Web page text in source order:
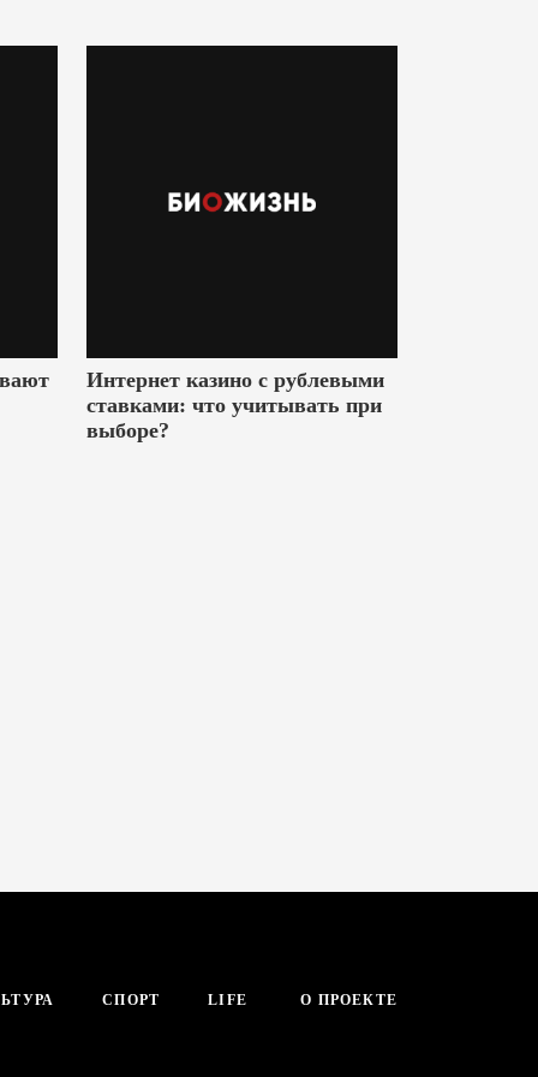
Интернет казино с рублевыми
ставками: что учитывать при
выборе?
СПОРТ LIFE О ПРОЕКТЕ